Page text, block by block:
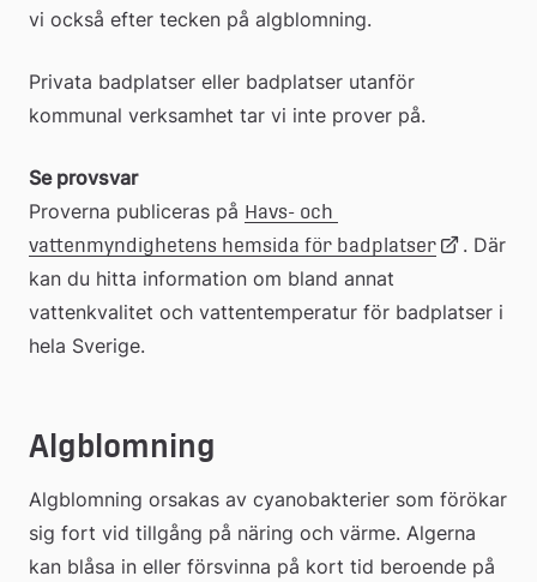
vi också efter tecken på algblomning.
Privata badplatser eller badplatser utanför
kommunal verksamhet tar vi inte prover på.
Se provsvar
Proverna publiceras på Havs- och
vattenmyndighetens hemsida för badplatser Länk
till
. Där
kan du hitta information om bland annat
vattenkvalitet och vattentemperatur för badplatser i
hela Sverige.
Algblomning
Algblomning orsakas av cyanobakterier som förökar
sig fort vid tillgång på näring och värme. Algerna
kan blåsa in eller försvinna på kort tid beroende på